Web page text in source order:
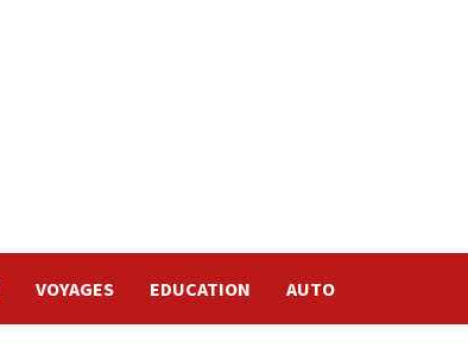
VOYAGES EDUCATION AUTO